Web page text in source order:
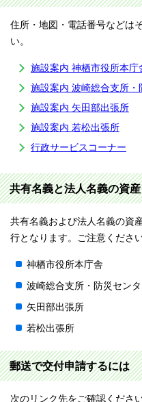
住所・地図・電話番号などは
い。
施設案内 神栖市役所本庁
施設案内 波崎総合支所・
施設案内 矢田部出張所
施設案内 若松出張所
行政サービスコーナー
共有名義と法人名義の資産
共有名義および法人名義の資
行となります。ご注意ください
神栖市役所本庁舎
波崎総合支所・防災セン
矢田部出張所
若松出張所
郵送で交付申請するには
次のリンク先をご確認ください